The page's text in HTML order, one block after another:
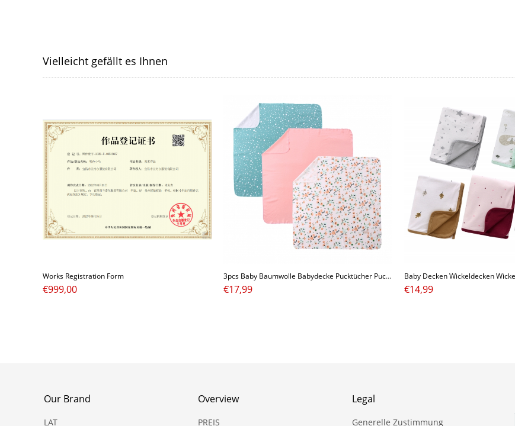
Vielleicht gefällt es Ihnen
Works Registration Form
€999,00
3pcs Baby Baumwolle Babydecke Pucktücher Pucktuch Wickeldecke Kuscheldecke mit Mütze für Junge Mädchen
€17,99 €14,99
Our Brand
LAT
Overview
PREIS
Legal
Generelle Zustimmung